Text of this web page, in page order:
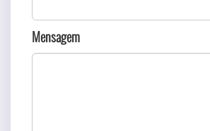
Mensagem